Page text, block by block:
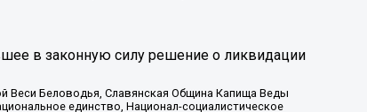
в законную силу решение о ликвидации
Веси Беловодья, Славянская Община Капища Веды
единство, Национал-социалистическое